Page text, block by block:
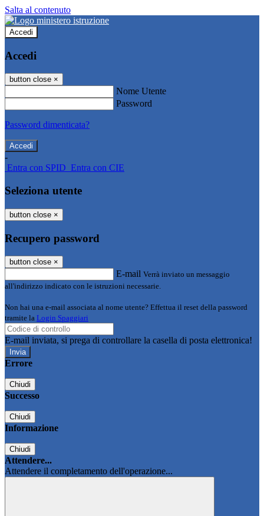
Salta al contenuto
Accedi
Accedi
button close ×
Nome Utente
Password
Password dimenticata?
-
Entra con SPID Entra con CIE
Seleziona utente
button close ×
Recupero password
button close ×
E-mail Verrà inviato un messaggio
all'indirizzo indicato con le istruzioni necessarie.
Non hai una e-mail associata al nome utente? Effettua il reset della password
tramite la Login Spaggiari
E-mail inviata, si prega di controllare la casella di posta elettronica!
Errore
Chiudi
Successo
Chiudi
Informazione
Chiudi
Attendere...
Attendere il completamento dell'operazione...